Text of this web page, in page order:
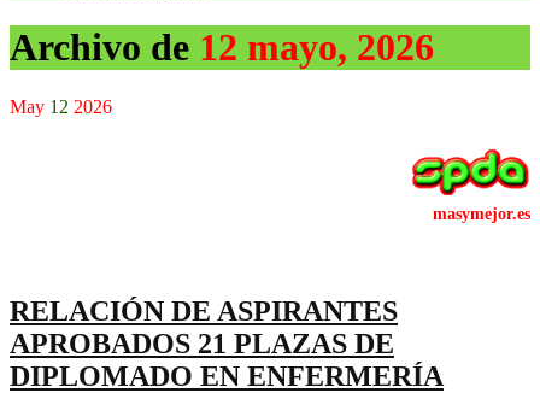
Archivo de 12 mayo, 2026
May 12 2026
RELACIÓN DE ASPIRANTES
APROBADOS 21 PLAZAS DE
DIPLOMADO EN ENFERMERÍA